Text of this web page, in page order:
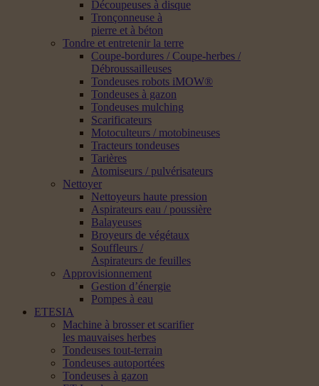
Découpeuses à disque
Tronçonneuse à
pierre et à béton
Tondre et entretenir la terre
Coupe-bordures / Coupe-herbes /
Débroussailleuses
Tondeuses robots iMOW®
Tondeuses à gazon
Tondeuses mulching
Scarificateurs
Motoculteurs / motobineuses
Tracteurs tondeuses
Tarières
Atomiseurs / pulvérisateurs
Nettoyer
Nettoyeurs haute pression
Aspirateurs eau / poussière
Balayeuses
Broyeurs de végétaux
Souffleurs /
Aspirateurs de feuilles
Approvisionnement
Gestion d’énergie
Pompes à eau
ETESIA
Machine à brosser et scarifier
les mauvaises herbes
Tondeuses tout-terrain
Tondeuses autoportées
Tondeuses à gazon